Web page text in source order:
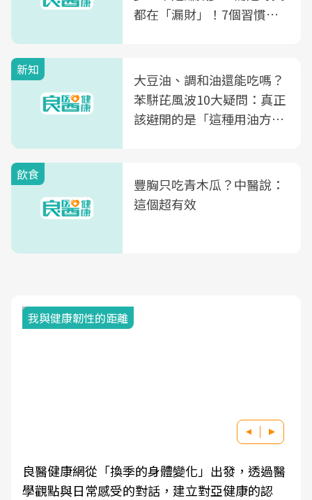
都在「漏財」！7個習慣一
新知
大豆油、調和油還能吃嗎？
苯駢芘風波10大疑問：真正
該避開的是「這種用油方
飲食
豐胸只吃青木瓜？中醫說：
這個超有效
我與健康韌性的距離
良醫健康網從「換季的身體變化」出發，透過醫
學觀點與日常感受的對話，建立對亞健康的認